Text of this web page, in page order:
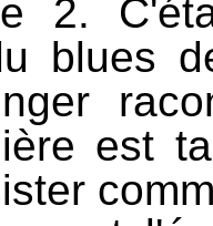
2.
blues
est